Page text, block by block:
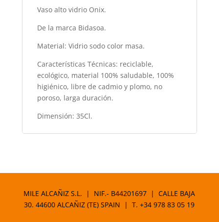
Vaso alto vidrio Onix.
De la marca Bidasoa.
Material: Vidrio sodo color masa.
Características Técnicas: reciclable,
ecológico, material 100% saludable, 100%
higiénico, libre de cadmio y plomo, no
poroso, larga duración.
Dimensión: 35Cl.
MILE ALCAÑIZ S.L. | NIF.- B44201697 | CALLE BAJA
30. 44600 ALCAÑIZ (TE) SPAIN | T.+34 978 83 05 19